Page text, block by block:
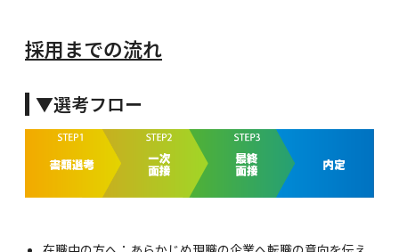
採用までの流れ
▼選考フロー